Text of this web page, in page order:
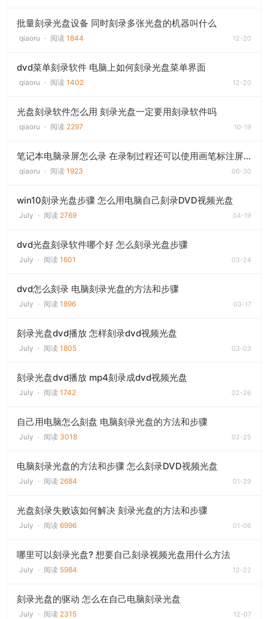
批量刻录光盘设备 同时刻录多张光盘的机器叫什么
qiaoru · 阅读 1844 12-20
dvd菜单刻录软件 电脑上如何刻录光盘菜单界面
qiaoru · 阅读 1402 12-20
光盘刻录软件怎么用 刻录光盘一定要用刻录软件吗
qiaoru · 阅读 2297 10-19
笔记本电脑录屏怎么录 在录制过程还可以使用画笔标注屏幕|用什么录屏软件好
qiaoru · 阅读 1923 06-30
win10刻录光盘步骤 怎么用电脑自己刻录DVD视频光盘
July · 阅读 2769 04-19
dvd光盘刻录软件哪个好 怎么刻录光盘步骤
July · 阅读 1601 03-24
dvd怎么刻录 电脑刻录光盘的方法和步骤
July · 阅读 1896 03-17
刻录光盘dvd播放 怎样刻录dvd视频光盘
July · 阅读 1805 03-03
刻录光盘dvd播放 mp4刻录成dvd视频光盘
July · 阅读 1742 02-26
自己用电脑怎么刻盘 电脑刻录光盘的方法和步骤
July · 阅读 3018 02-25
电脑刻录光盘的方法和步骤 怎么刻录DVD视频光盘
July · 阅读 2684 01-29
光盘刻录失败该如何解决 刻录光盘的方法和步骤
July · 阅读 6996 01-06
哪里可以刻录光盘? 想要自己刻录视频光盘用什么方法
July · 阅读 5984 12-22
刻录光盘的驱动 怎么在自己电脑刻录光盘
July · 阅读 2315 12-07